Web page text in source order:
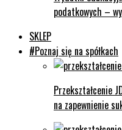
podatkowych –
SKLEP
#Poznaj się na spółkach
Przekształcenie
na zapewnienie